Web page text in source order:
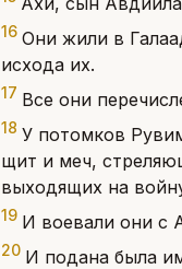
16 Они жили в
исхода их.
17 Все они
18 У потомков
щит и меч,
выходящих на
19 И воевали они с
20 И подана была